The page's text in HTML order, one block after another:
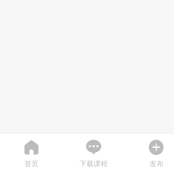
首页 下载课程 发布